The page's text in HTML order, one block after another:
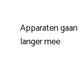
Apparaten gaan
langer mee